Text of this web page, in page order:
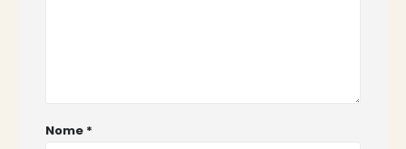
Nome *